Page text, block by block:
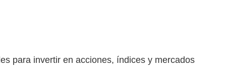
para invertir en acciones, índices y mercados